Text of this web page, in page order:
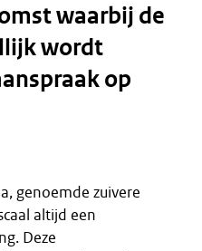
waarbij de
wordt
op
genoemde zuivere
altijd een
Deze